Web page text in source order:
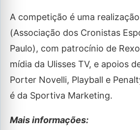
A competição é uma realização
(Associação dos Cronistas
Paulo), com patrocínio de
mídia da Ulisses TV, e apoios
Porter Novelli, Playball e
é da Sportiva Marketing.
Mais informações: